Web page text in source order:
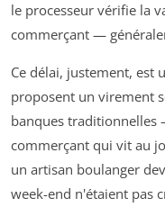
le processeur vérifie la
commerçant —
Ce délai, justement, est
proposent un virement
banques
commerçant qui vit au
un artisan boulanger
week-end n'étaient pas